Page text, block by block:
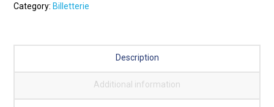
17h30
houblon
Category: Billetterie
Description
Additional information